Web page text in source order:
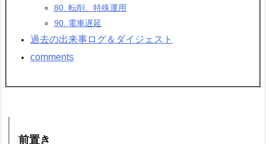
80. 転削、特殊運用
90. 電車遅延
過去の出来事ログ＆ダイジェスト
comments
前置き